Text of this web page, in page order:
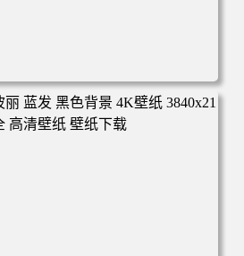
猫撑荷叶 公交车 小站 4K动漫壁纸
壁纸 壁纸下载